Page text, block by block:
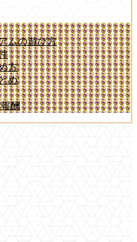
ムの遊び方
方
め
酬